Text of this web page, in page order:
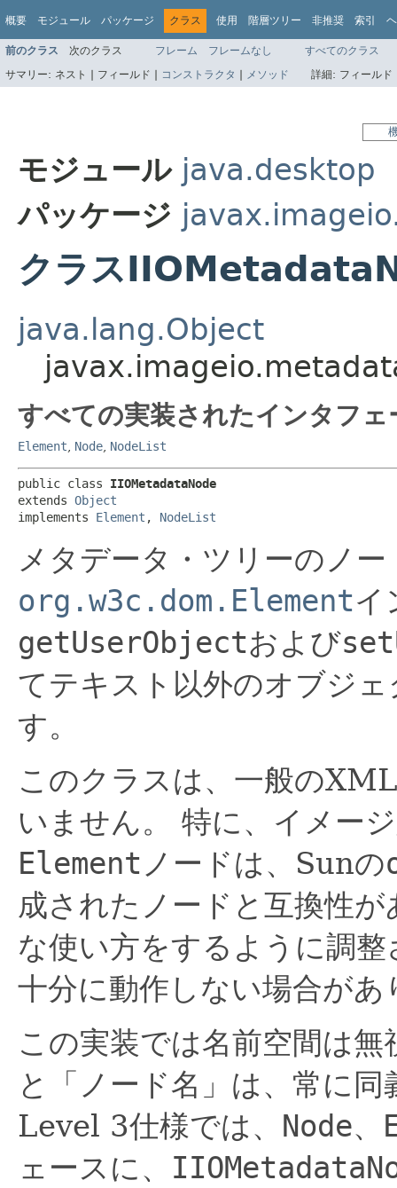
概要 モジュール パッケージ クラス 使用 階層ツリー 非推奨 索引
前のクラス 次のクラス フレーム フレームなし
すべてのクラス
サマリー: ネスト | フィールド | コンストラクタ | メソッド 詳細: フィール
モジュール java.desktop
パッケージ
クラス
java.lang.Object
すべての実装されたインタフ
Element Node NodeList
public class IIOMetadataNode
extends Object
implements Element , NodeList
メタデータ・ツリーのノ
org.w3c.dom.Elementイ
getUserObjectおよび
てテキスト以外のオブジ
す。
このクラスは、一般の
いません。
特に、イメー
Element ノードは、Sunの
成されたノードと互換性
な使い方をするように調
十分に動作しない場合があ
この実装では名前空間は無
と「ノード名」は、常に
Level 3仕様では、 Node、
ェースに、